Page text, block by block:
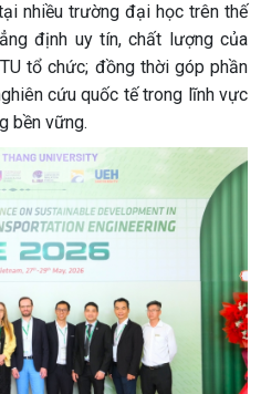
nhiều trường đại học trên thế
định uy tín, chất lượng của
tổ chức; đồng thời góp phần
cứu quốc tế trong lĩnh vực
bền vững.